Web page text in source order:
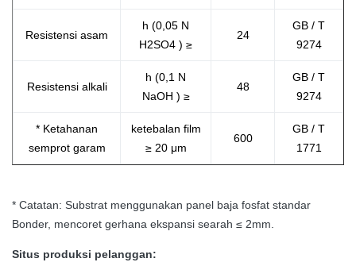
Resistensi asam
h (0,05 N
H2SO4 ) ≥
24
GB / T
9274
Resistensi alkali
h (0,1 N
NaOH ) ≥
48
GB / T
9274
* Ketahanan
semprot garam
ketebalan film
≥ 20 μm
600
GB / T
1771
* Catatan: Substrat menggunakan panel baja fosfat standar
Bonder, mencoret gerhana ekspansi searah ≤ 2mm.
Situs produksi pelanggan: